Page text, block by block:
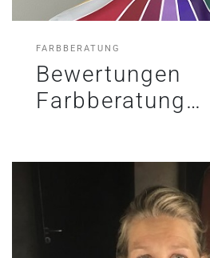
FARBBERATUNG
Bewertungen
Farbberatung…